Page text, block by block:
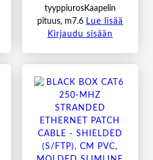
tyyppiurosKaapelin
pituus, m7.6 Lue lisää
Kirjaudu sisään